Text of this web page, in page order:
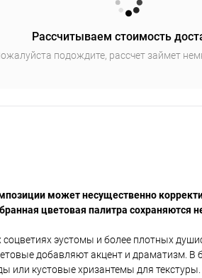
Рассчитываем стоимость
подождите, рассчет займет
может несущественно
цветовая палитра сохраняются
эустомы и более плотных
добавляют акцент и драматизм. В
или кустовые хризантемы для